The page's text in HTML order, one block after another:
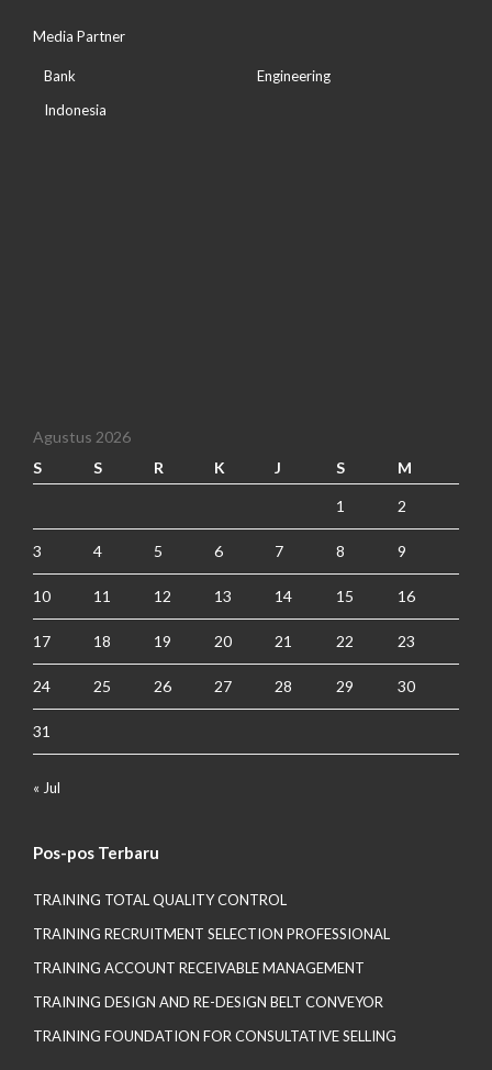
Media Partner
Bank
Indonesia
Engineering
Agustus 2026
S
S R K J S M
1 2
3 4 5 6 7 8 9
10 11 12 13 14 15 16
17 18 19 20 21 22 23
24 25 26 27 28 29 30
31
« Jul
Pos-pos Terbaru
TRAINING TOTAL QUALITY CONTROL
TRAINING RECRUITMENT SELECTION PROFESSIONAL
TRAINING ACCOUNT RECEIVABLE MANAGEMENT
TRAINING DESIGN AND RE-DESIGN BELT CONVEYOR
TRAINING FOUNDATION FOR CONSULTATIVE SELLING